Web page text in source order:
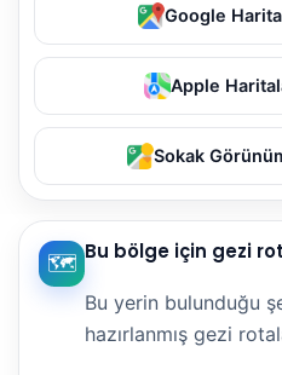
Google
Apple
Sokak
🗺️ Bu bölge için gezi
Bu yerin bulunduğu
hazırlanmış gezi